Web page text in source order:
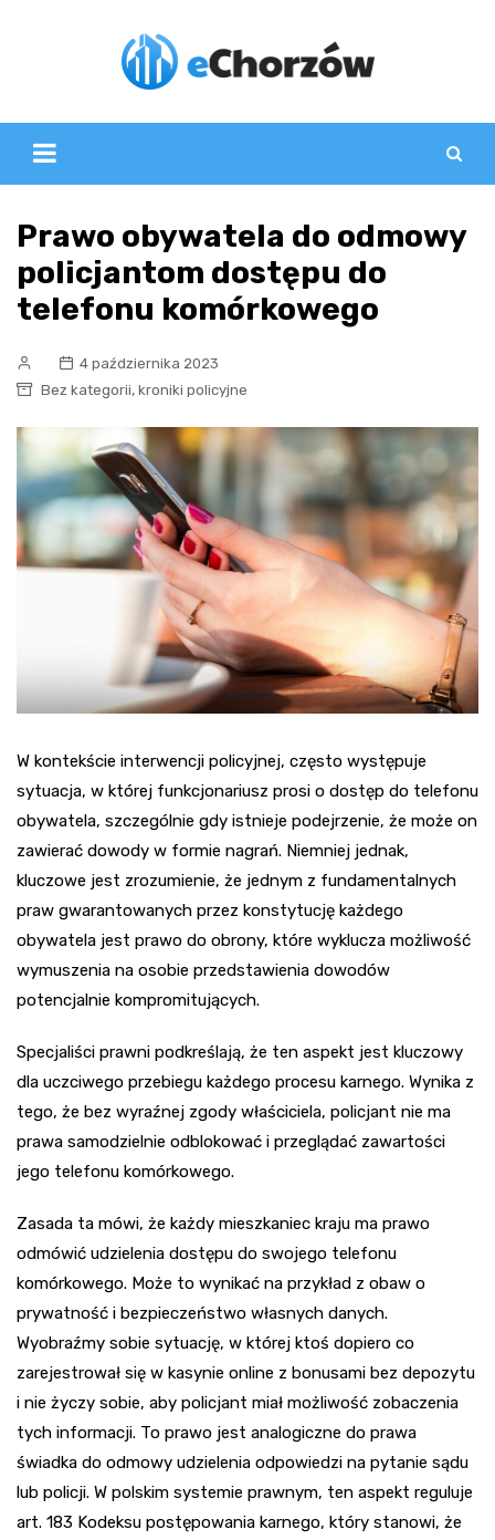
Prawo obywatela do odmowy
policjantom dostępu do
telefonu komórkowego
4 października 2023
Bez kategorii, kroniki policyjne
W kontekście interwencji policyjnej, często występuje
sytuacja, w której funkcjonariusz prosi o dostęp do telefonu
obywatela, szczególnie gdy istnieje podejrzenie, że może on
zawierać dowody w formie nagrań. Niemniej jednak,
kluczowe jest zrozumienie, że jednym z fundamentalnych
praw gwarantowanych przez konstytucję każdego
obywatela jest prawo do obrony, które wyklucza możliwość
wymuszenia na osobie przedstawienia dowodów
potencjalnie kompromitujących.
Specjaliści prawni podkreślają, że ten aspekt jest kluczowy
dla uczciwego przebiegu każdego procesu karnego. Wynika z
tego, że bez wyraźnej zgody właściciela, policjant nie ma
prawa samodzielnie odblokować i przeglądać zawartości
jego telefonu komórkowego.
Zasada ta mówi, że każdy mieszkaniec kraju ma prawo
odmówić udzielenia dostępu do swojego telefonu
komórkowego. Może to wynikać na przykład z obaw o
prywatność i bezpieczeństwo własnych danych.
Wyobraźmy sobie sytuację, w której ktoś dopiero co
zarejestrował się w kasynie online z bonusami bez depozytu
i nie życzy sobie, aby policjant miał możliwość zobaczenia
tych informacji. To prawo jest analogiczne do prawa
świadka do odmowy udzielenia odpowiedzi na pytanie sądu
lub policji. W polskim systemie prawnym, ten aspekt reguluje
art. 183 Kodeksu postępowania karnego, który stanowi, że